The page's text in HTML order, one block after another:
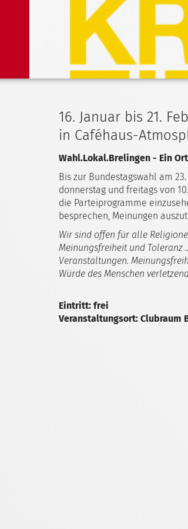
16. Januar bis 21.
in Caféhaus-
Wahl.Lokal.Brelingen - Ein
Bis zur Bundestagswahl am
donnerstag und freitags von
die Parteiprogramme
besprechen, Meinungen
Wir sind offen für alle
Meinungsfreiheit und Toleranz
Veranstaltungen.
Würde des Menschen
Eintritt: frei
Veranstaltungsort: Clubraum